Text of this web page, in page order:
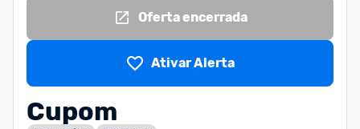
Oferta encerrada
Ativar Alerta
Cupom